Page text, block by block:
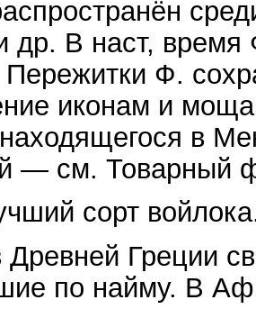
др. В наст, время
Ф.
иконам и
в
— см. Товарный
сорт
Греции
по найму. В